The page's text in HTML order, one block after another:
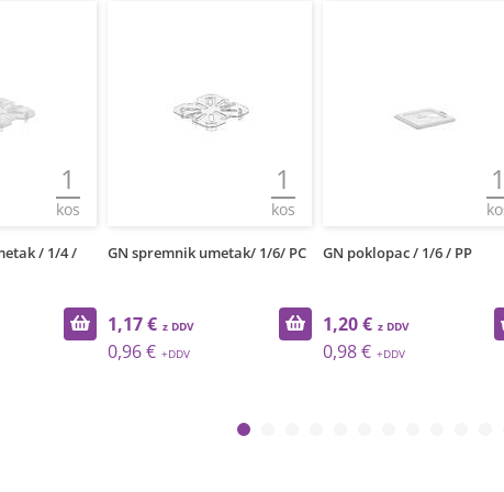
1
kos
/ 1/4 /
1
kos
GN spremnik umetak/ 1/6/ PC
1,17 €
0,96 €
1
GN poklopac / 1/6 / PP
1,20 €
0,98 €